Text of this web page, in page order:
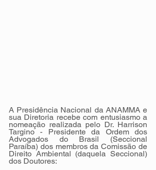
A Presidência Nacional da ANAMMA e
sua Diretoria recebe com entusiasmo a
nomeação realizada pelo Dr. Harrison
Targino - Presidente da Ordem dos
Advogados do Brasil (Seccional
Paraíba) dos membros da Comissão de
Direito Ambiental (daquela Seccional)
dos Doutores: